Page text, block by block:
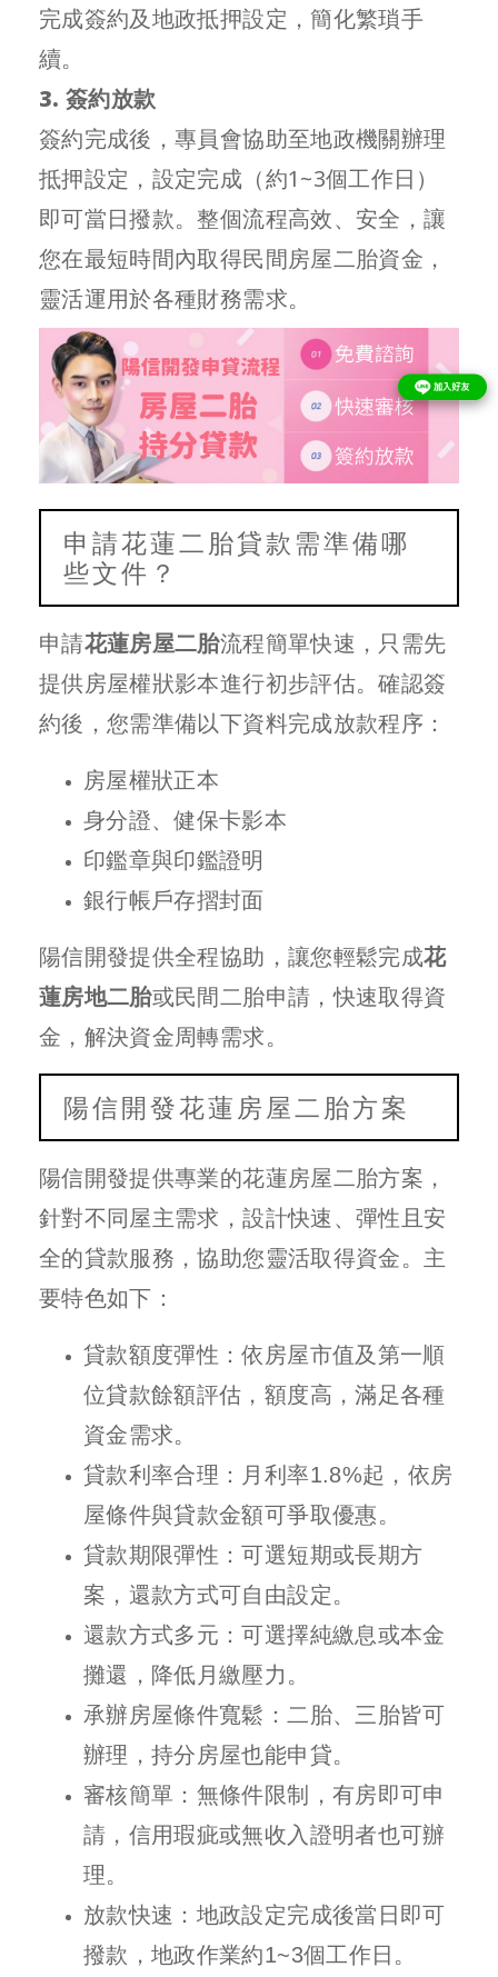
完成簽約及地政抵押設定，簡化繁瑣手
續。
3. 簽約放款
簽約完成後，專員會協助至地政機關辦理
抵押設定，設定完成（約1~3個工作日）
即可當日撥款。整個流程高效、安全，讓
您在最短時間內取得民間房屋二胎資金，
靈活運用於各種財務需求。
申請花蓮二胎貸款需準備哪
些文件？
申請花蓮房屋二胎流程簡單快速，只需先
提供房屋權狀影本進行初步評估。確認簽
約後，您需準備以下資料完成放款程序：
房屋權狀正本
身分證、健保卡影本
印鑑章與印鑑證明
銀行帳戶存摺封面
陽信開發提供全程協助，讓您輕鬆完成花
蓮房地二胎或民間二胎申請，快速取得資
金，解決資金周轉需求。
陽信開發花蓮房屋二胎方案
陽信開發提供專業的花蓮房屋二胎方案，
針對不同屋主需求，設計快速、彈性且安
全的貸款服務，協助您靈活取得資金。主
要特色如下：
貸款額度彈性：依房屋市值及第一順
位貸款餘額評估，額度高，滿足各種
資金需求。
貸款利率合理：月利率1.8%起，依房
屋條件與貸款金額可爭取優惠。
貸款期限彈性：可選短期或長期方
案，還款方式可自由設定。
還款方式多元：可選擇純繳息或本金
攤還，降低月繳壓力。
承辦房屋條件寬鬆：二胎、三胎皆可
辦理，持分房屋也能申貸。
審核簡單：無條件限制，有房即可申
請，信用瑕疵或無收入證明者也可辦
理。
放款快速：地政設定完成後當日即可
撥款，地政作業約1~3個工作日。